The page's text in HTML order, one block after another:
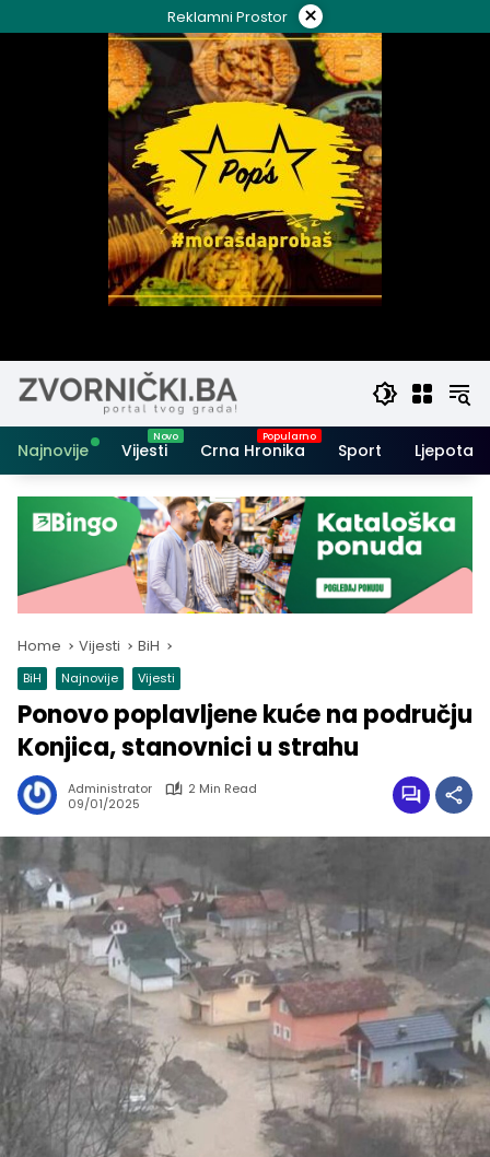
to
Reklamni Prostor ×
Najnovije Vijesti Crna Hronika Sport Ljepota i
Home Vijesti BiH
BiH Najnovije Vijesti
Ponovo poplavljene kuće na području
Konjica, stanovnici u strahu
Administrator
2 Min Read
09/01/2025